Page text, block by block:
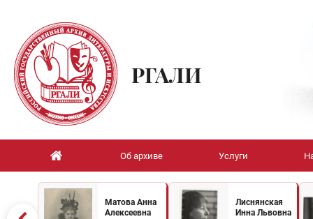
РГАЛИ
Об архиве Услуги
Матова Анна
Алексеевна
Лиснянская
Инна Львовна